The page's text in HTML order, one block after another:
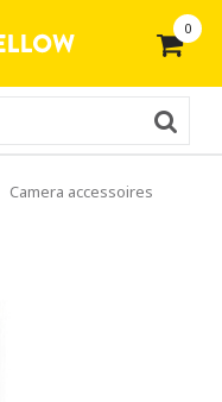
0
Camera accessoires